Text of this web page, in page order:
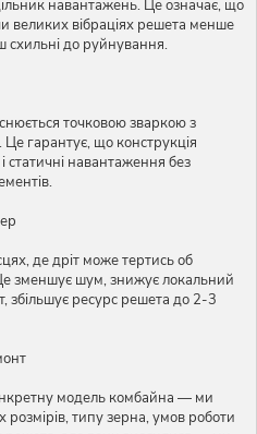
навантажень. Це означає, що
великих вібраціях решета менше
до руйнування.
точковою зваркою з
гарантує, що конструкція
статичні навантаження без
де дріт може тертись об
зменшує шум, знижує локальний
збільшує ресурс решета до 2-3
модель комбайна — ми
типу зерна, умов роботи